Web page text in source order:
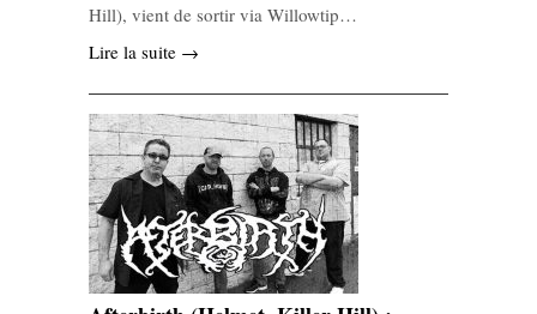
Hill), vient de sortir via Willowtip…
Lire la suite →